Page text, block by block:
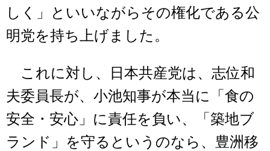
しく」といいながらその権化である公
明党を持ち上げました。
これに対し、日本共産党は、志位和
夫委員長が、小池知事が本当に「食の
安全・安心」に責任を負い、「築地ブ
ランド」を守るというのなら、豊洲移